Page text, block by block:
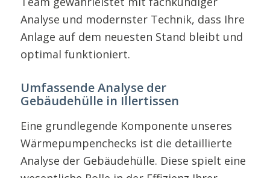
Analyse und modernster Technik, dass Ihre
Anlage auf dem neuesten Stand bleibt und
optimal funktioniert.
Umfassende Analyse der
Gebäudehülle in Illertissen
Eine grundlegende Komponente unseres
Wärmepumpenchecks ist die detaillierte
Analyse der Gebäudehülle. Diese spielt eine